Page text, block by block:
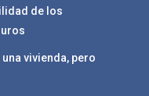
de los
vivienda, pero